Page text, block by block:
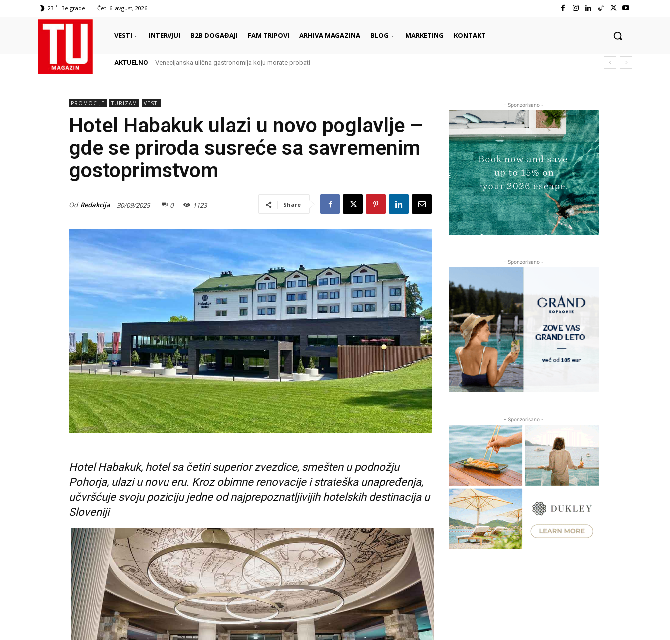
23 C Belgrade Čet. 6. avgust, 2026
VESTI INTERVJUI B2B DOGAĐAJI FAM TRIPOVI ARHIVA MAGAZINA BLOG MARKETING KONTAKT
AKTUELNO San Marino – Minijatura sa bezbroj lica
Venecijanska ulična gastronomija koju morate probati
PROMOCIJE TURIZAM VESTI
Hotel Habakuk ulazi u novo poglavlje –
gde se priroda susreće sa savremenim
gostoprimstvom
Od Redakcija 30/09/2025 0 1123 Share
Hotel Habakuk, hotel sa četiri superior zvezdice, smešten u podnožju
Pohorja, ulazi u novu eru. Kroz obimne renovacije i strateška unapređenja,
učvršćuje svoju poziciju jedne od najprepoznatljivijih hotelskih destinacija u
Sloveniji
- Sponzorisano -
- Sponzorisano -
- Sponzorisano -